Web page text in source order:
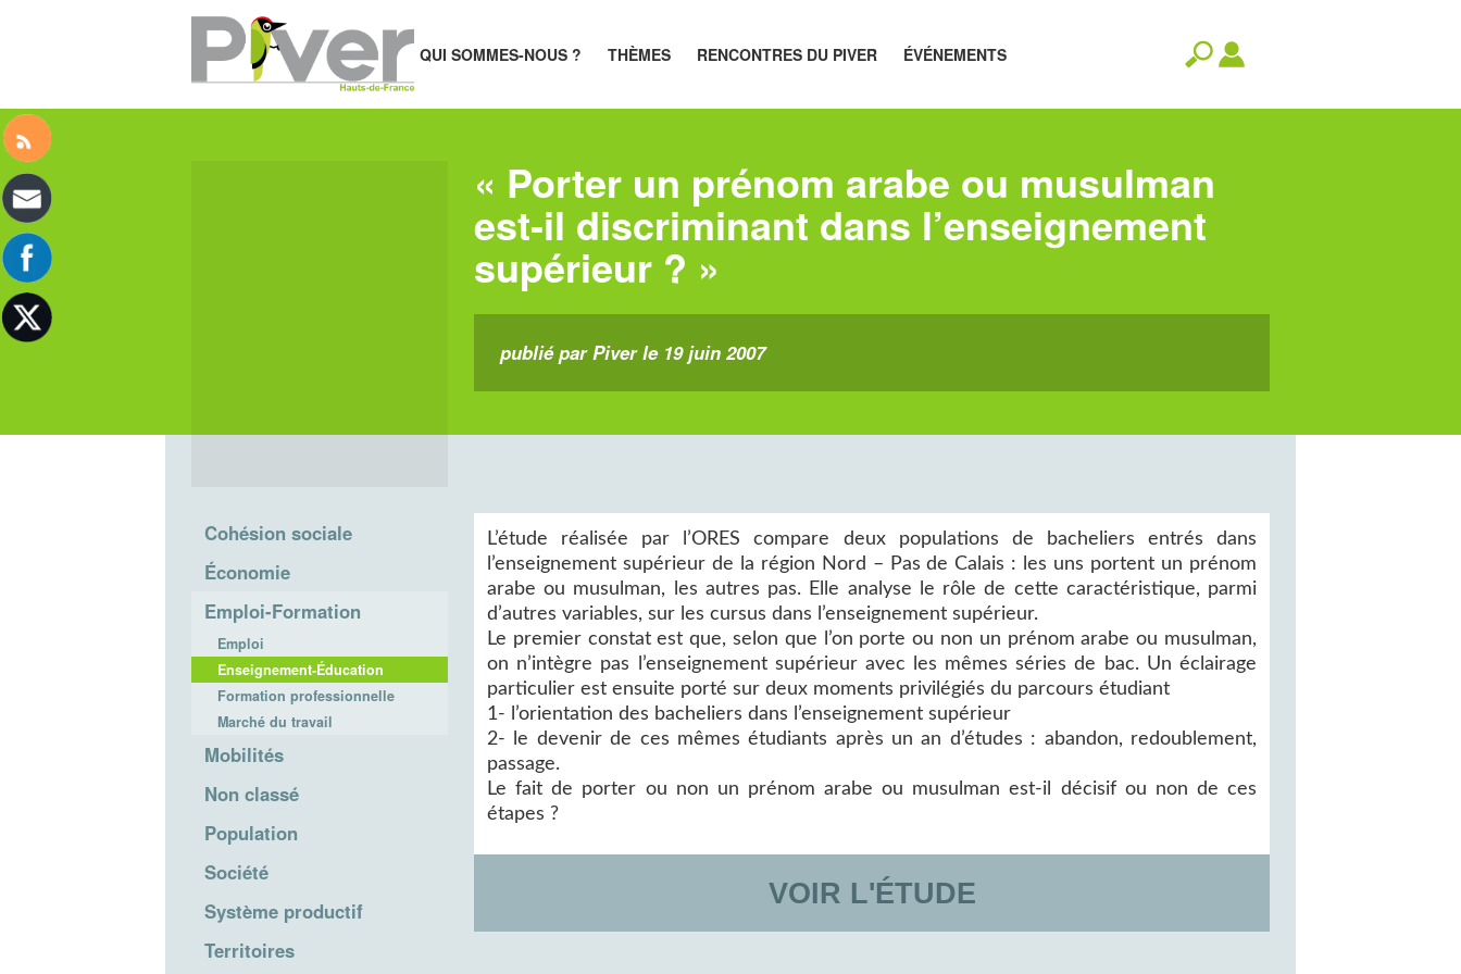
QUI SOMMES-NOUS ? THÈMES RENCONTRES DU PIVER ÉVÉNEMENTS
« Porter un prénom arabe ou musulman
est-il discriminant dans l’enseignement
supérieur ? »
publié par Piver le 19 juin 2007
Cohésion sociale
Économie
Emploi-Formation
Emploi
Enseignement-Éducation
Formation professionnelle
Marché du travail
Mobilités
Non classé
Population
Société
Système productif
Territoires
L’étude réalisée par l’ORES compare deux populations de bacheliers entrés dans
l’enseignement supérieur de la région Nord – Pas de Calais : les uns portent un prénom
arabe ou musulman, les autres pas. Elle analyse le rôle de cette caractéristique, parmi
d’autres variables, sur les cursus dans l’enseignement supérieur.
Le premier constat est que, selon que l’on porte ou non un prénom arabe ou musulman,
on n’intègre pas l’enseignement supérieur avec les mêmes séries de bac. Un éclairage
particulier est ensuite porté sur deux moments privilégiés du parcours étudiant
1- l’orientation des bacheliers dans l’enseignement supérieur
2- le devenir de ces mêmes étudiants après un an d’études : abandon, redoublement,
passage.
Le fait de porter ou non un prénom arabe ou musulman est-il décisif ou non de ces
étapes ?
VOIR L'ÉTUDE